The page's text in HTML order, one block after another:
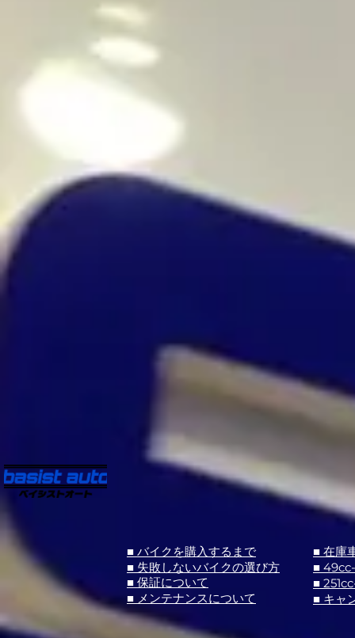
■ バイクを購入するまで
■ 失敗しないバイクの選び方
■ 保証について
■ メンテナンスについて
■ 在庫
■
■
■ キャ